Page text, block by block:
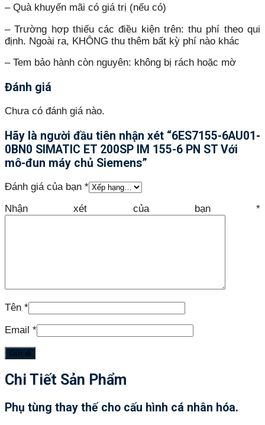
– Quà khuyến mãi có giá trị (nếu có)
– Trường hợp thiếu các điều kiện trên: thu phí theo qui
định. Ngoài ra, KHÔNG thu thêm bất kỳ phí nào khác
– Tem bảo hành còn nguyên: không bị rách hoặc mờ
Đánh giá
Chưa có đánh giá nào.
Hãy là người đầu tiên nhận xét “6ES7155-6AU01-
0BN0 SIMATIC ET 200SP IM 155-6 PN ST Với
mô-đun máy chủ Siemens”
Đánh giá của bạn *
Nhận xét của bạn *
Tên *
Email *
Chi Tiết Sản Phẩm
Phụ tùng thay thế cho cấu hình cá nhân hóa.